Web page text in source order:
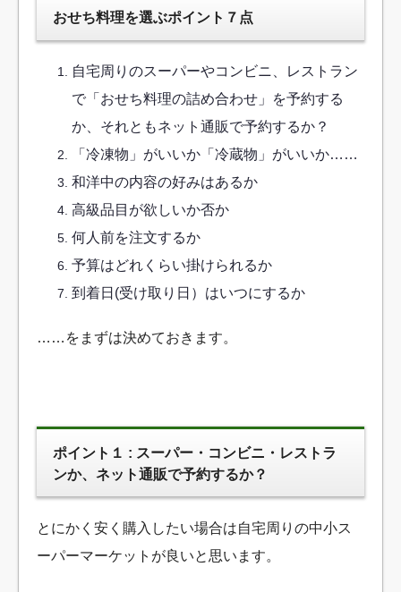
おせち料理を選ぶポイント７点
自宅周りのスーパーやコンビニ、レストラン
で「おせち料理の詰め合わせ」を予約する
か、それともネット通販で予約するか？
「冷凍物」がいいか「冷蔵物」がいいか……
和洋中の内容の好みはあるか
高級品目が欲しいか否か
何人前を注文するか
予算はどれくらい掛けられるか
到着日(受け取り日）はいつにするか
……をまずは決めておきます。
ポイント１ : スーパー・コンビニ・レストラ
ンか、ネット通販で予約するか？
とにかく安く購入したい場合は自宅周りの中小ス
ーパーマーケットが良いと思います。